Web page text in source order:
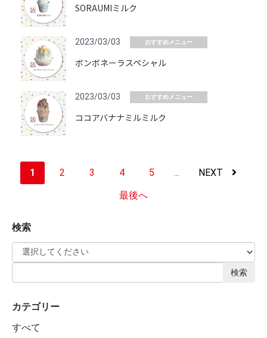
SORAUMIミルク
2023/03/03 おすすめメニュー
ボンボネーラスペシャル
2023/03/03 おすすめメニュー
ココアバナナミルミルク
1 2 3 4 5 ...
NEXT
最後へ
検索
検索
カテゴリー
すべて